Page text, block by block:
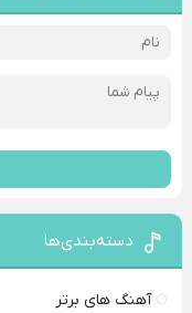
دسته‌بندی‌ها
آهنگ های برتر